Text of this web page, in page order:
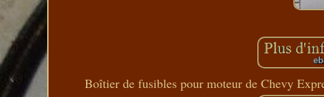
Boîtier de fusibles pour moteur de Chevy